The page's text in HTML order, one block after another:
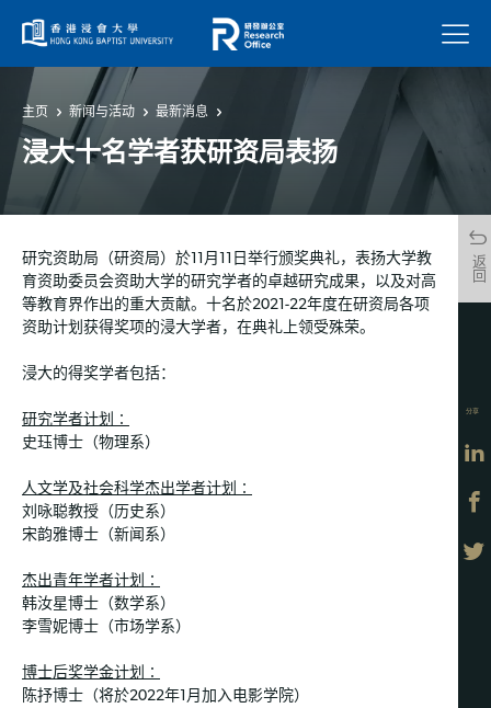
菜单
主页 新闻与活动 最新消息
浸大十名学者获研资局表扬
返回
研究资助局（研资局）於11月11日举行颁奖典礼，表扬大学教
育资助委员会资助大学的研究学者的卓越研究成果，以及对高
等教育界作出的重大贡献。十名於2021-22年度在研资局各项
资助计划获得奖项的浸大学者，在典礼上领受殊荣。
浸大的得奖学者包括：
研究学者计划∶
史珏博士（物理系）
人文学及社会科学杰出学者计划∶
刘咏聪教授（历史系）
宋韵雅博士（新闻系）
杰出青年学者计划∶
韩汝星博士（数学系）
李雪妮博士（市场学系）
博士后奖学金计划∶
陈抒博士（将於2022年1月加入电影学院）
分享